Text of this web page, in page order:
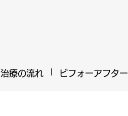
治療の流れ ビフォーアフター